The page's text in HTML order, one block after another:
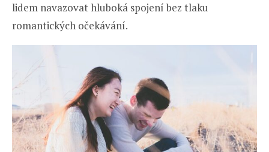
lidem navazovat hluboká spojení bez tlaku
romantických očekávání.